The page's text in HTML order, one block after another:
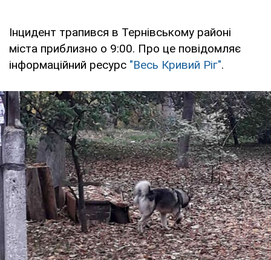
Інцидент трапився в Тернівському районі
міста приблизно о 9:00. Про це повідомляє
інформаційний ресурс "Весь Кривий Ріг".